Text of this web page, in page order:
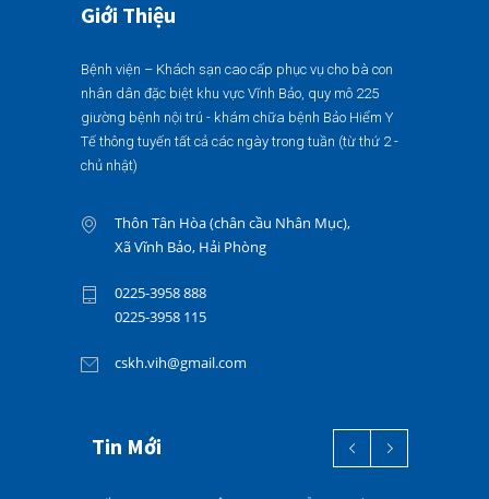
Giới Thiệu
Bệnh viện – Khách sạn cao cấp phục vụ cho bà con
nhân dân đặc biệt khu vực Vĩnh Bảo, quy mô 225
giường bệnh nội trú - khám chữa bệnh Bảo Hiểm Y
Tế thông tuyến tất cả các ngày trong tuần (từ thứ 2 -
chủ nhật)
Thôn Tân Hòa (chân cầu Nhân Mục),
Xã Vĩnh Bảo, Hải Phòng
0225-3958 888
0225-3958 115
cskh.vih@gmail.com
Tin Mới